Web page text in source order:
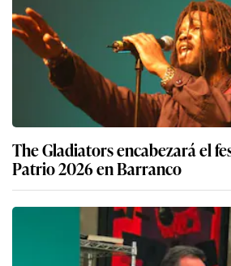
The Gladiators encabezará el
Patrio 2026 en Barranco